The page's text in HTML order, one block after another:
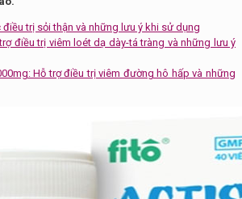
trị sỏi thận và những lưu ý khi sử dụng
trợ điều trị viêm loét dạ dày-tá tràng và những lưu ý
Hỗ trợ điều trị viêm đường hô hấp và những